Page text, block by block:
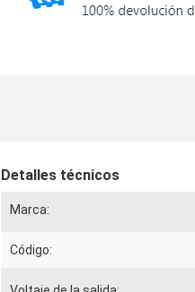
Detalles técnicos
Marca:
Código: